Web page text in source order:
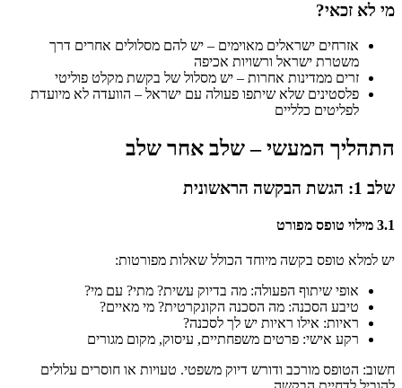
מי לא זכאי?
אזרחים ישראלים מאוימים – יש להם מסלולים אחרים דרך
משטרת ישראל ורשויות אכיפה
זרים ממדינות אחרות – יש מסלול של בקשת מקלט פוליטי
פלסטינים שלא שיתפו פעולה עם ישראל – הוועדה לא מיועדת
לפליטים כלליים
התהליך המעשי – שלב אחר שלב
שלב 1: הגשת הבקשה הראשונית
3.1 מילוי טופס מפורט
יש למלא טופס בקשה מיוחד הכולל שאלות מפורטות:
אופי שיתוף הפעולה: מה בדיוק עשית? מתי? עם מי?
טיבע הסכנה: מה הסכנה הקונקרטית? מי מאיים?
ראיות: אילו ראיות יש לך לסכנה?
רקע אישי: פרטים משפחתיים, עיסוק, מקום מגורים
חשוב: הטופס מורכב ודורש דיוק משפטי. טעויות או חוסרים עלולים